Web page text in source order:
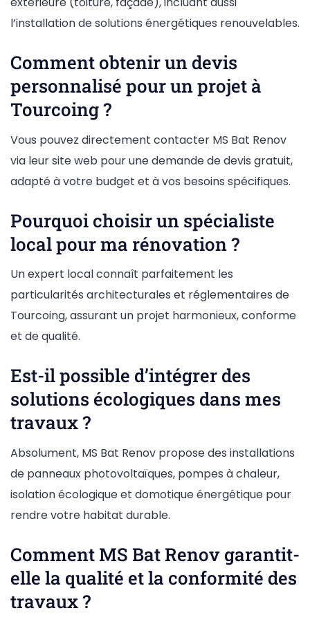
l’installation de solutions énergétiques renouvelables.
Comment obtenir un devis
personnalisé pour un projet à
Tourcoing ?
Vous pouvez directement contacter MS Bat Renov
via leur site web pour une demande de devis gratuit,
adapté à votre budget et à vos besoins spécifiques.
Pourquoi choisir un spécialiste
local pour ma rénovation ?
Un expert local connaît parfaitement les
particularités architecturales et réglementaires de
Tourcoing, assurant un projet harmonieux, conforme
et de qualité.
Est-il possible d’intégrer des
solutions écologiques dans mes
travaux ?
Absolument, MS Bat Renov propose des installations
de panneaux photovoltaïques, pompes à chaleur,
isolation écologique et domotique énergétique pour
rendre votre habitat durable.
Comment MS Bat Renov garantit-
elle la qualité et la conformité des
travaux ?